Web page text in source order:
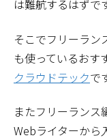
は難航するはずで
そこでフリーラン
も使っているおす
クラウドテックで
またフリーランス
Webライターから